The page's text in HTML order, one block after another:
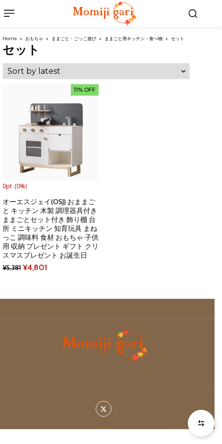
Home おもちゃ ままごと・ごっこ遊び ままごと用キッチン・食べ物 セット
セット
11% OFF
0pt (0%)
オーエスジェイ(OSJ) おままご
と キッチン 木製 調理器具付き
ままごとセット付き 飾り棚 台
所 ミニキッチン 知育玩具 まね
っこ 調味料 食材 おもちゃ 子供
用 収納 プレゼント ギフト クリ
スマスプレゼント お誕生日
¥5,381 Original
¥4,801